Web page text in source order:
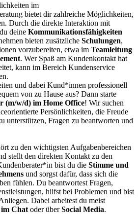
im
bietet dir zahlreiche Möglichkeiten,
Durch die direkte Interaktion mit
deine Kommunikationsfähigkeiten
bieten zusätzliche Schulungen,
vorzubereiten, etwa im Teamleitung
. Wer Spaß am Kundenkontakt hat
kann im Bereich Kundenservice
und dabei Kund*innen professionell
von zu Hause aus? Dann starte
(m/w/d) im Home Office! Wir suchen
Persönlichkeiten, die Freude
unterstützen, Fragen zu beantworten und
zu den wichtigsten Aufgabenbereichen
stellt den direkten Kontakt zu den
bist du die Stimme und
und sorgst dafür, dass sich die
fühlen. Du beantwortest Fragen,
hilfst bei Problemen und bist
Dabei arbeitest du meist
im Chat oder überSocial Media.